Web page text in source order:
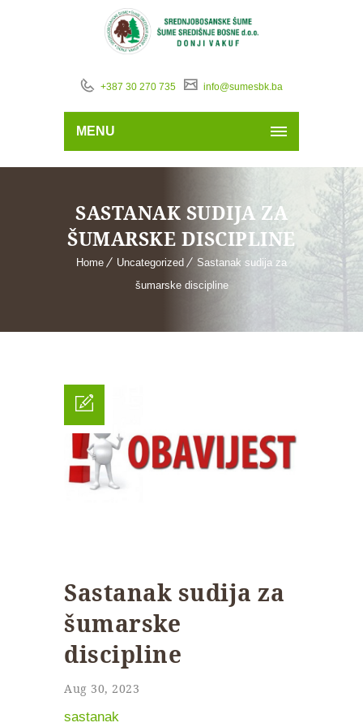
+387 30 270 735 info@sumesbk.ba
MENU
SASTANAK SUDIJA ZA
ŠUMARSKE DISCIPLINE
Home Uncategorized
Sastanak sudija za
šumarske discipline
Sastanak sudija za
šumarske
discipline
Aug 30, 2023
sastanak